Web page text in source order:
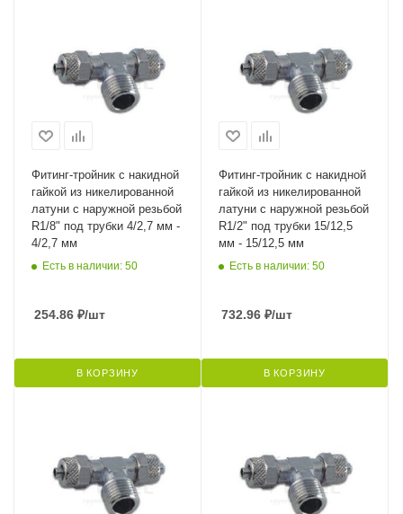
Фитинг-тройник с накидной
гайкой из никелированной
латуни с наружной резьбой
R1/8" под трубки 4/2,7 мм -
4/2,7 мм
Есть в наличии: 50
254.86 ₽/шт
В КОРЗИНУ
Фитинг-тройник с накидной
гайкой из никелированной
латуни с наружной резьбой
R1/2" под трубки 15/12,5
мм - 15/12,5 мм
Есть в наличии: 50
732.96 ₽/шт
В КОРЗИНУ